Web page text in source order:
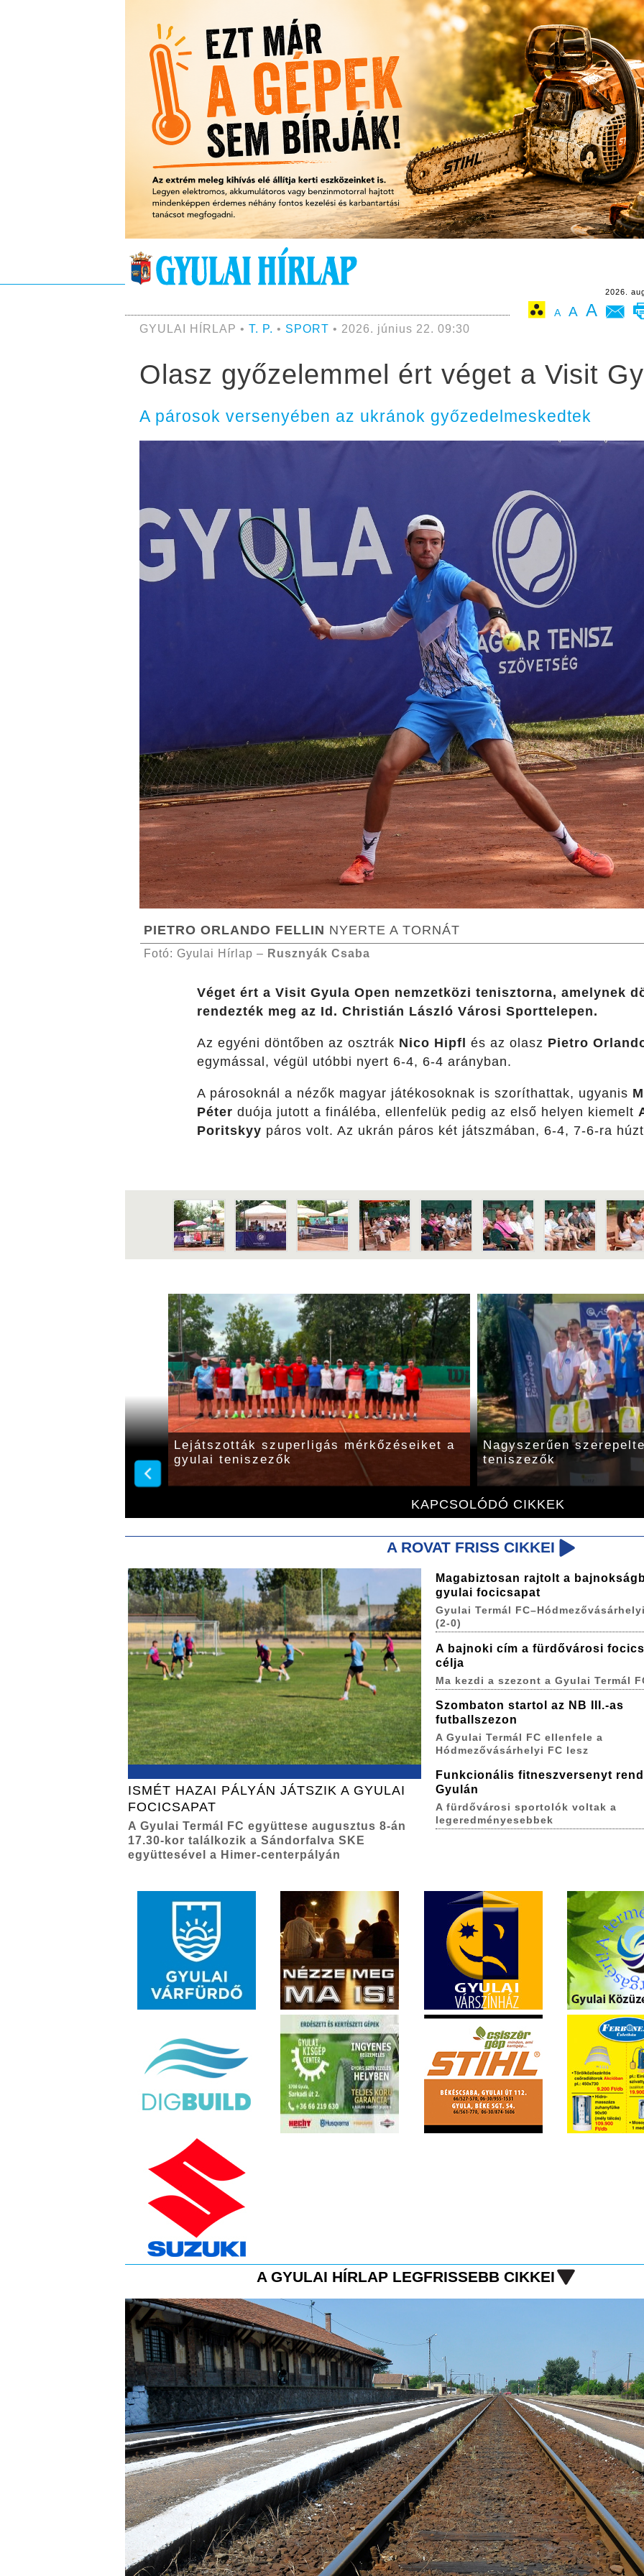
2026.
A A A
GYULAI HÍRLAP • T. P. • SPORT • 2026. június 22. 09:30
Olasz győzelemmel ért véget a Visit
A párosok versenyében az ukránok győzedelmeskedtek
PIETRO ORLANDO FELLIN NYERTE A TORNÁT
Fotó: Gyulai Hírlap – Rusznyák Csaba
Véget ért a Visit Gyula Open nemzetközi tenisztorna, amelynek
rendezték meg az Id. Christián László Városi Sporttelepen.
Az egyéni döntőben az osztrák Nico Hipfl és az olasz Pietro
egymással, végül utóbbi nyert 6-4, 6-4 arányban.
A párosoknál a nézők magyar játékosoknak is szoríthattak, ugyanis
Péter duója jutott a fináléba, ellenfelük pedig az első helyen kiemelt
Poritskyy páros volt. Az ukrán páros két játszmában, 6-4, 7-6-ra
KAPCSOLÓDÓ CIKKEK
a fiatal gyulai
Elkészült a gyulai teniszezők szuperligás
menetrendje
Kisorsolták a gyulai
szuperligás ellenfeleit
A ROVAT FRISS CIKKEI
ISMÉT HAZAI PÁLYÁN JÁTSZIK A GYULAI
FOCICSAPAT
A Gyulai Termál FC együttese augusztus 8-án
17.30-kor találkozik a Sándorfalva SKE
együttesével a Himer-centerpályán
Magabiztosan rajtolt a
gyulai focicsapat
Gyulai Termál
(2-0)
A bajnoki cím a fürdővárosi
célja
Ma kezdi a szezont a Gyulai Termál
Szombaton startol az NB III.-as
futballszezon
A Gyulai Termál FC ellenfele a
Hódmezővásárhelyi FC lesz
Funkcionális fitneszversenyt
Gyulán
A fürdővárosi sportolók voltak a
legeredményesebbek
A GYULAI HÍRLAP LEGFRISSEBB CIKKEI